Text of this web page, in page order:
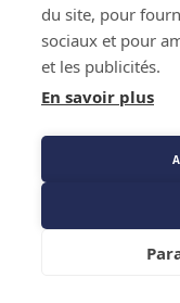
Prix public
16,51 €TTC/
Description détaillée
Caractéristiques
du site, pour
sociaux et pour
et les publicités.
En savoir plus